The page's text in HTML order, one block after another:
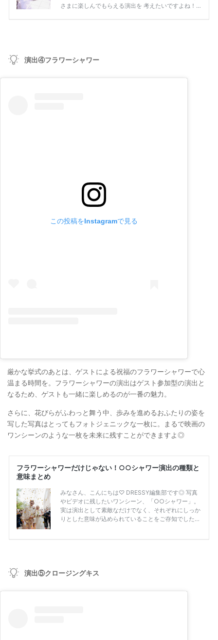
演出④フラワーシャワー
この投稿をInstagramで見る
厳かな挙式のあとは、ゲストによる祝福のフラワーシャワーで心
温まる時間を。フラワーシャワーの演出はゲスト参加型の演出と
なるため、ゲストも一緒に楽しめるのが一番の魅力。
さらに、花びらがふわっと舞う中、歩みを進めるおふたりの姿を
写した写真はとってもフォトジェニックな一枚に。まるで映画の
ワンシーンのような一枚を未来に残すことができますよ◎
演出⑤クロージングキス